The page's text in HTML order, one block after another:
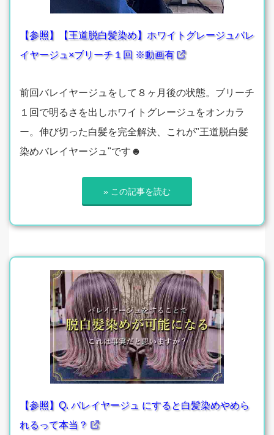
【参照】【王道脱白髪染め】ホワイトグレージュバレ
イヤージュ×ブリーチ１回 ※動画有
前回バレイヤージュをして８ヶ月後の状態。ブリーチ
１回で明るさを出しホワイトグレージュをオンカラ
ー。伸び切った白髪を完全解決、これが"王道脱白髪
染めバレイヤージュ"です☻
» この記事を読む
【参照】Q. バレイヤージュ にすると白髪染めやめら
れるって本当？